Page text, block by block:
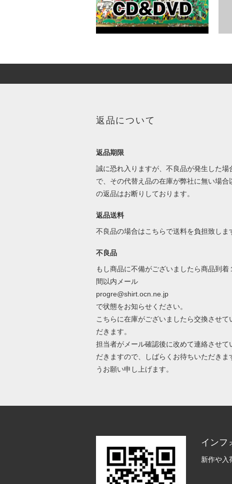
返品について
返品期限
誠に恐れ入りますが、不良品が発生した場
で、その代替え品の在庫が弊社に無い場合
の返品はお断りしております。
返品送料
不良品の場合はこちらで送料を負担致しま
不良品
もし商品に不備がございましたら商品到着
間以内メール
progre@shirt.ocn.ne.jp
で状態をお知らせください。
こちらに在庫がございましたら交換させて
だきます。
担当者がメール確認後に改めて連絡させて
だきますので、しばらくお待ちいただきま
うお願い申し上げます。
インフ
新作や入